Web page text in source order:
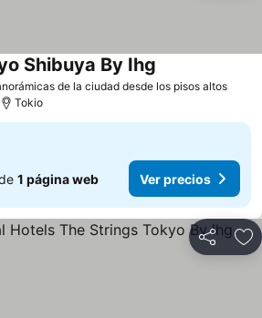
de la ciudad desde los pisos altos
Shibuya By Ihg
Tokio
1 página web Ver precios
Compartir